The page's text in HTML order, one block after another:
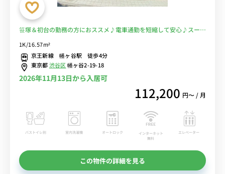
笹塚＆初台の勤務の方におススメ♪電車通勤を短縮して安心♪スーパ
1K/16.57m²
京王新線 幡ヶ谷駅 徒歩4分
東京都渋谷区幡ヶ谷2-19-18
2026年11月13日から入居可
112,200 円〜 / 月
バストイレ別 室内洗濯機 オートロック
インターネット
無料
エレベーター
この物件の詳細を見る